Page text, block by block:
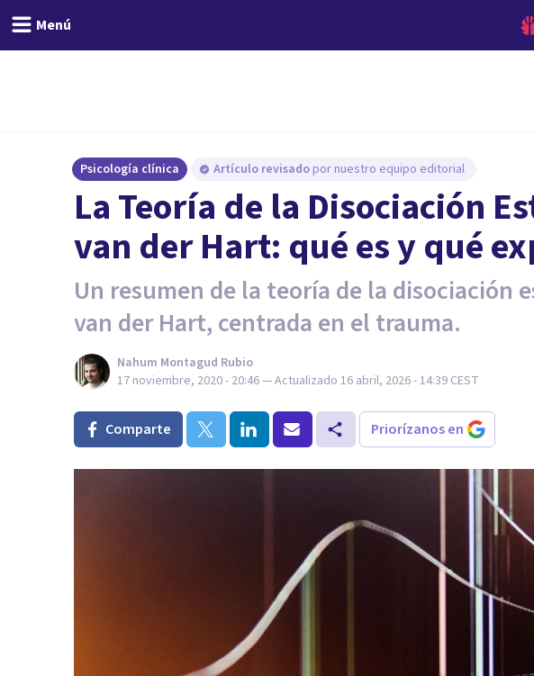
Menú
Psicología clínica Artículo revisado por nuestro equipo editorial
La Teoría de la Disociación
van der Hart: qué es y qué
Un resumen de la teoría de la disociación
van der Hart, centrada en el trauma.
Nahum Montagud Rubio
17 noviembre, 2020 - 20:46— Actualizado 16 abril, 2026 - 14:39 CEST
Comparte Priorízanos en